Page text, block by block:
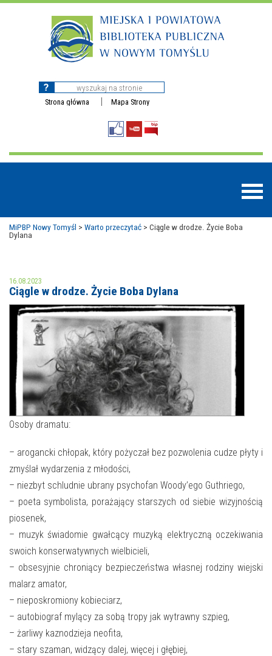
Strona główna Mapa Strony
MOJE KONTO
AKTUALNOŚCI
NAJBLIŻSZE WYDARZENIA
WYDARZENIA BIEŻĄCE
WYDARZYŁO SIĘ
NASZA OFERTA
STREFA WIEDZY O REGIONIE
STREFA KOLORU
NASZE FILIE
POLECANE STRONY
WYDARZENIA KULTURALNE
FOTO
E-INFORMATOR
O NAS
MiPBP Nowy Tomyśl > Warto przeczytać > Ciągle w drodze. Życie Boba
Dylana
16.08.2023
Ciągle w drodze. Życie Boba Dylana
Osoby dramatu:
– arogancki chłopak, który pożyczał bez pozwolenia cudze płyty i
zmyślał wydarzenia z młodości,
– niezbyt schludnie ubrany psychofan Woody’ego Guthriego,
– poeta symbolista, porażający starszych od siebie wizyjnością
piosenek,
– muzyk świadomie gwałcący muzyką elektryczną oczekiwania
swoich konserwatywnych wielbicieli,
– obsesyjnie chroniący bezpieczeństwa własnej rodziny wiejski
malarz amator,
– nieposkromiony kobieciarz,
– autobiograf mylący za sobą tropy jak wytrawny szpieg,
– żarliwy kaznodzieja neofita,
– stary szaman, widzący dalej, więcej i głębiej,